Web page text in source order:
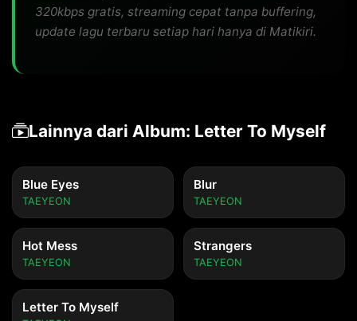
320kbps gratis, streaming cepat tanpa buffering,
update lagu terbaru setiap hari hanya di Matikiri.
Lainnya dari Album: Letter To Myself
Blue Eyes
TAEYEON
Blur
TAEYEON
Hot Mess
TAEYEON
Strangers
TAEYEON
Letter To Myself